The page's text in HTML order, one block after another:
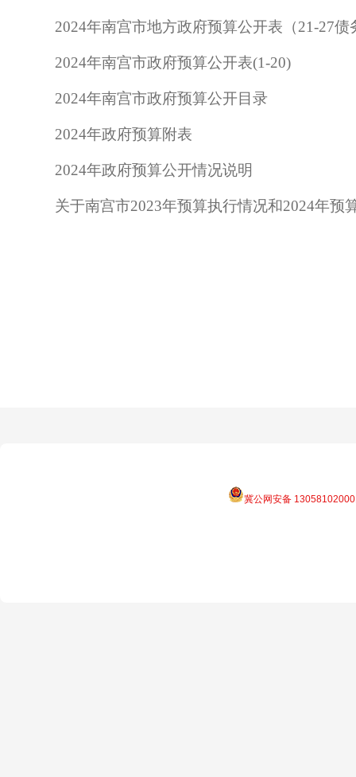
2024年南宫市地方政府预算公开表（21-27债
2024年南宫市政府预算公开表(1-20)
2024年南宫市政府预算公开目录
2024年政府预算附表
2024年政府预算公开情况说明
关于南宫市2023年预算执行情况和2024年预
冀公网安备